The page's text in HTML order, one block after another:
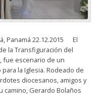
Panamá 22.12.2015 El
la Transfiguración del
fue escenario de un
la Iglesia. Rodeado de
diocesanos, amigos y
camino, Gerardo Bolaños